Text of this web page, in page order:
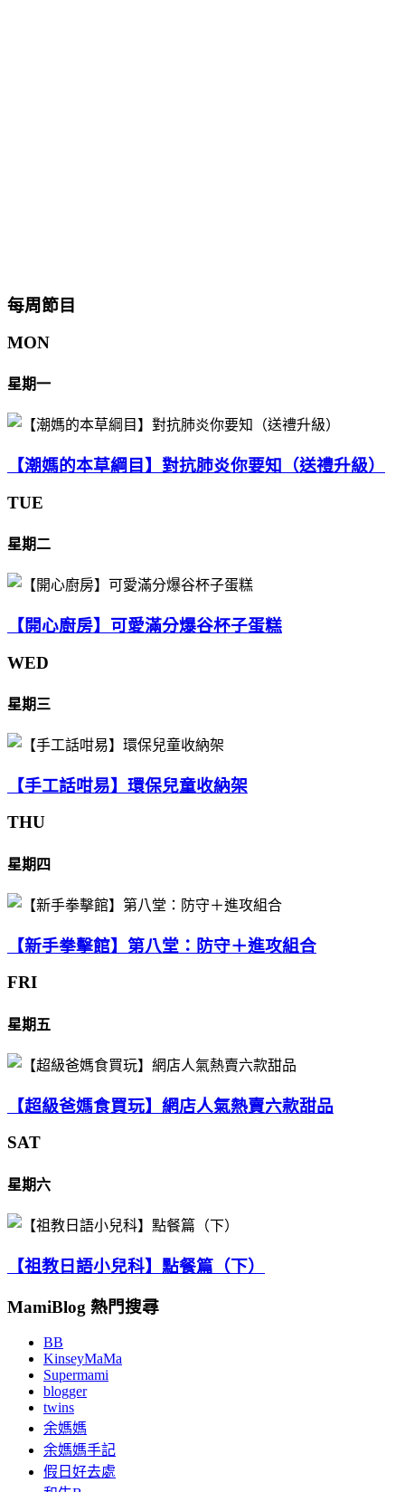
每周節目
MON
星期一
【潮媽的本草綱目】對抗肺炎你要知（送禮升級）
TUE
星期二
【開心廚房】可愛滿分爆谷杯子蛋糕
WED
星期三
【手工話咁易】環保兒童收納架
THU
星期四
【新手拳擊館】第八堂：防守＋進攻組合
FRI
星期五
【超級爸媽食買玩】網店人氣熱賣六款甜品
SAT
星期六
【祖教日語小兒科】點餐篇（下）
MamiBlog 熱門搜尋
BB
KinseyMaMa
Supermami
blogger
twins
余媽媽
余媽媽手記
假日好去處